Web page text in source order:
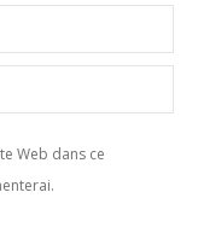
Web dans ce